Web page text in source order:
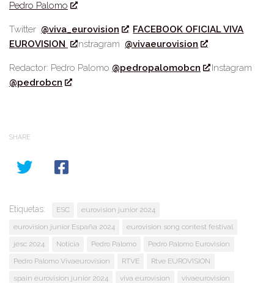
Pedro Palomo
Twitter @viva_eurovision
FACEBOOK OFICIAL VIVA
EUROVISION
Instragram @vivaeurovision
Redactor: Pedro Palomo @pedropalomobcn
Instagram
@pedrobcn
SHARE
Etiquetas: ESC
eurovision junior 2024
eurovision junior España 2024
eurovision song contest festival
jesc 2024
Noticia Pedro Palomo
Pedro Palomo Eurovision
Pedro Palomo Vivaeurovision
RTVE
Rtve EUROVISION
spain eurovision junior 2024
viva eurovision vivaeurovision